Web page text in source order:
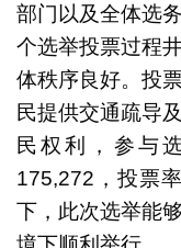
部门以及全体选
个选举投票过程
体秩序良好。投
民提供交通疏导
民权利，参与
175,272，投票
下，此次选举能